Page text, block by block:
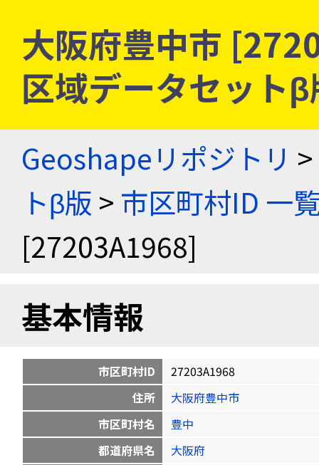
大阪府豊中市
区域データセット
Geoshapeリポジトリ >
トβ版 > 市区町村ID 一
[27203A1968]
基本情報
市区町村ID
27203A1968
住所
大阪府豊中市
市区町村名
豊中
都道府県名
大阪府